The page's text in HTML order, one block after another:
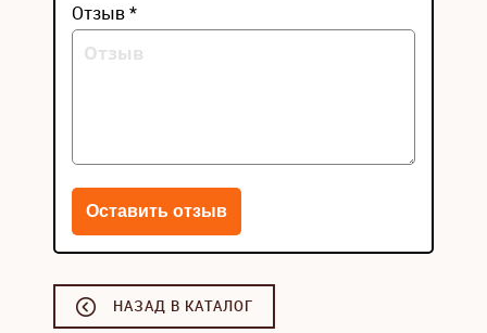
Отзыв *
НАЗАД В КАТАЛОГ